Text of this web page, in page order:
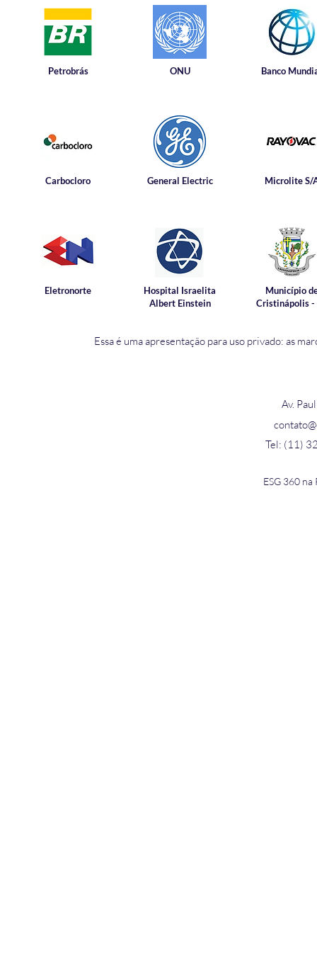
Petrobrás
Carbocloro
Eletronorte
ONU
General Electric
Hospital Israelita
Albert Einstein
Banco
Microlite S/
Município
Cristinápolis -
Essa é uma apresentação para uso privado: as
Av.
Tel: (11)
ESG 360